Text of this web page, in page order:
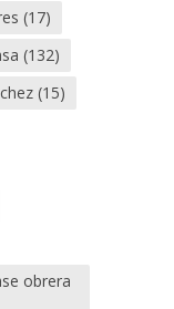
(17)
(132)
(15)
obrera